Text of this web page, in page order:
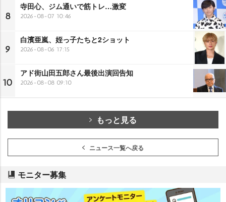
8
寺田心、ジム通いで筋トレ…激変
2026-08-07 10:46
9
白濱亜嵐、姪っ子たちと2ショット
2026-08-06 17:15
10
アド街山田五郎さん最後出演回告知
2026-08-08 09:10
もっと見る
ニュース一覧へ戻る
モニター募集